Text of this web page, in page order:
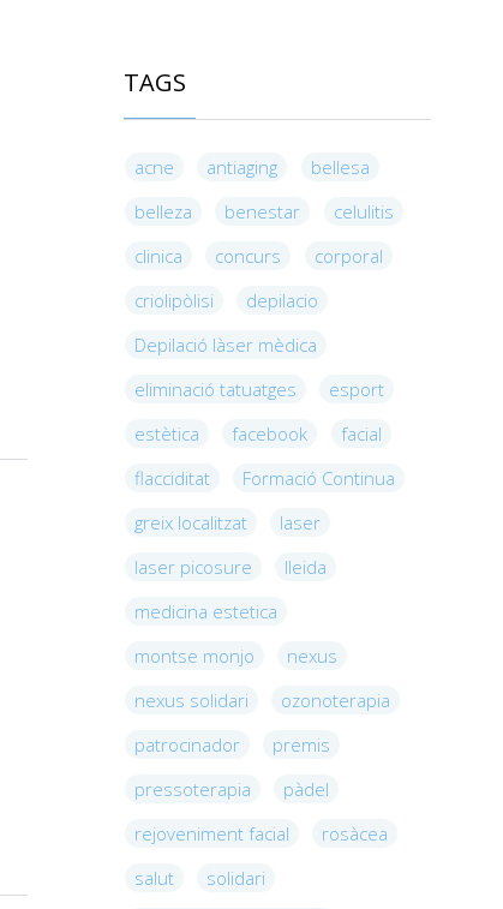
TAGS
acne antiaging
bellesa
belleza
benestar
celulitis
clinica
concurs
corporal
criolipòlisi
depilacio
Depilació làser mèdica
eliminació tatuatges
esport
estètica
facebook
facial
flacciditat
Formació Continua
greix localitzat
laser
laser picosure
lleida
medicina estetica
montse monjo
nexus
nexus solidari
ozonoterapia
patrocinador
premis
pressoterapia
pàdel
rejoveniment facial
rosàcea
salut
solidari